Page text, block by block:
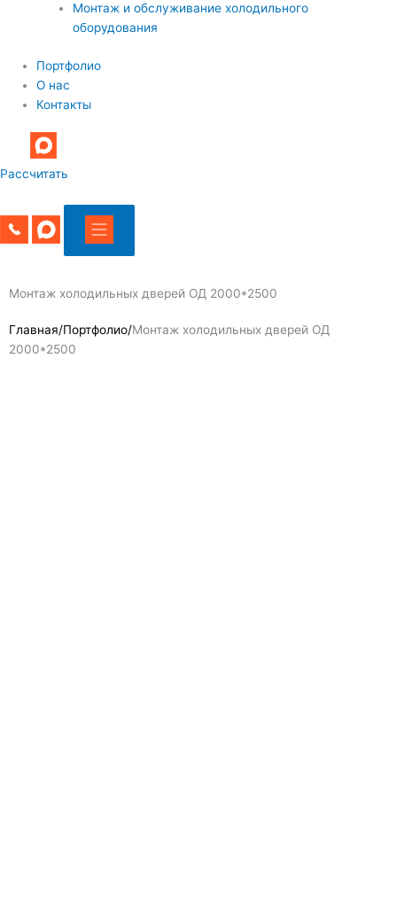
Монтаж и обслуживание холодильного
оборудования
Портфолио
О нас
Контакты
Рассчитать
Монтаж холодильных дверей ОД 2000*2500
Главная/Портфолио/Монтаж холодильных дверей ОД
2000*2500